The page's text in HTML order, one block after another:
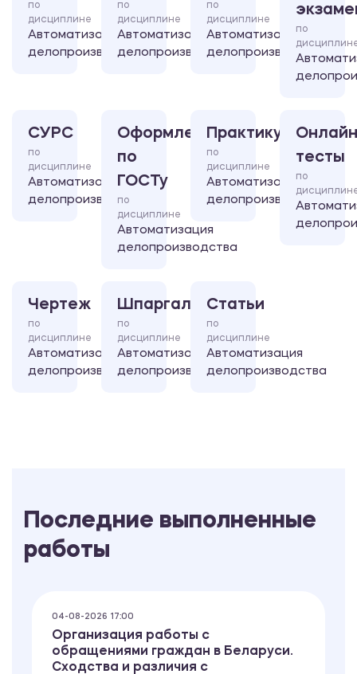
по
дисциплине
Автоматизация
делопроизводства
по
дисциплине
Автоматизация
делопроизводства
по
дисциплине
Автоматизация
делопроизводства
по
СУРС
по
дисциплине
Автоматизация
делопроизводства
Оформление
по
ГОСТу
по
дисциплине
Автоматизация
делопроизводства
Практикум
по
дисциплине
Автоматизация
делопроизводства
тесты
по
Чертеж
по
дисциплине
Автоматизация
делопроизводства
Шпаргалка
по
дисциплине
Автоматизация
делопроизводства
Статьи
по
дисциплине
Автоматизация
делопроизводства
Последние выполненные
работы
04-08-2026 17:00
Организация работы с
обращениями граждан в Беларуси.
Сходства и различия с